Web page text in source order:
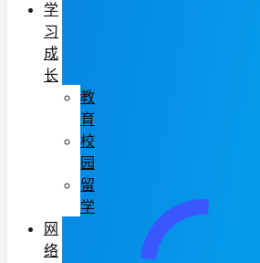
学
习
成
长
教
育
校
园
留
学
网
络